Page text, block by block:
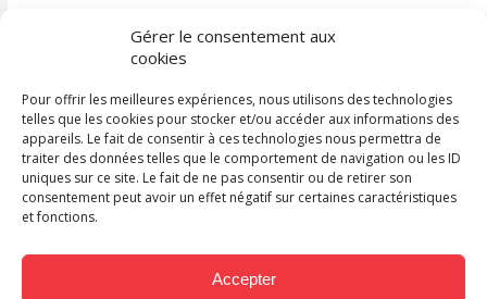
Gérer le consentement aux
cookies
Pour offrir les meilleures expériences, nous utilisons des technologies
telles que les cookies pour stocker et/ou accéder aux informations des
appareils. Le fait de consentir à ces technologies nous permettra de
traiter des données telles que le comportement de navigation ou les ID
uniques sur ce site. Le fait de ne pas consentir ou de retirer son
consentement peut avoir un effet négatif sur certaines caractéristiques
et fonctions.
Accepter
Ben KG : le scénariste qui
zlatanne